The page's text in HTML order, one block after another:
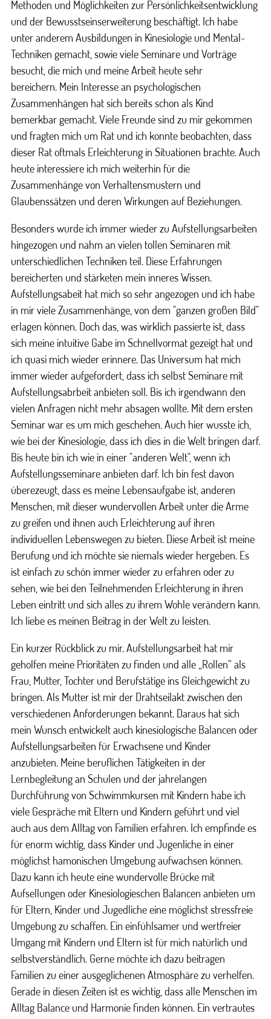
Methoden und Möglichkeiten zur Persönlichkeitsentwicklung
und der Bewusstseinserweiterung beschäftigt. Ich habe
unter anderem Ausbildungen in Kinesiologie und Mental-
Techniken gemacht, sowie viele Seminare und Vorträge
besucht, die mich und meine Arbeit heute sehr
bereichern. Mein Interesse an psychologischen
Zusammenhängen hat sich bereits schon als Kind
bemerkbar gemacht. Viele Freunde sind zu mir gekommen
und fragten mich um Rat und ich konnte beobachten, dass
dieser Rat oftmals Erleichterung in Situationen brachte. Auch
heute interessiere ich mich weiterhin für die
Zusammenhänge von Verhaltensmustern und
Glaubenssätzen und deren Wirkungen auf Beziehungen.
Besonders wurde ich immer wieder zu Aufstellungsarbeiten
hingezogen und nahm an vielen tollen Seminaren mit
unterschiedlichen Techniken teil. Diese Erfahrungen
bereicherten und stärketen mein inneres Wissen.
Aufstellungsabeit hat mich so sehr angezogen und ich habe
in mir viele Zusammenhänge, von dem "ganzen großen Bild"
erlagen können. Doch das, was wirklich passierte ist, dass
sich meine intuitive Gabe im Schnellvormat gezeigt hat und
ich quasi mich wieder erinnere. Das Universum hat mich
immer wieder aufgefordert, dass ich selbst Seminare mit
Aufstellungsabrbeit anbieten soll. Bis ich irgendwann den
vielen Anfragen nicht mehr absagen wollte. Mit dem ersten
Seminar war es um mich geschehen. Auch hier wusste ich,
wie bei der Kinesiologie, dass ich dies in die Welt bringen darf.
Bis heute bin ich wie in einer "anderen Welt", wenn ich
Aufstellungsseminare anbieten darf. Ich bin fest davon
überezeugt, dass es meine Lebensaufgabe ist, anderen
Menschen, mit dieser wundervollen Arbeit unter die Arme
zu greifen und ihnen auch Erleichterung auf ihren
individuellen Lebenswegen zu bieten. Diese Arbeit ist meine
Berufung und ich möchte sie niemals wieder hergeben. Es
ist einfach zu schön immer wieder zu erfahren oder zu
sehen, wie bei den Teilnehmenden Erleichterung in ihren
Leben eintritt und sich alles zu ihrem Wohle verändern kann.
Ich liebe es meinen Beitrag in der Welt zu leisten.
Ein kurzer Rückblick zu mir. Aufstellungsarbeit hat mir
geholfen meine Prioritäten zu finden und alle „Rollen“ als
Frau, Mutter, Tochter und Berufstätige ins Gleichgewicht zu
bringen. Als Mutter ist mir der Drahtseilakt zwischen den
verschiedenen Anforderungen bekannt. Daraus hat sich
mein Wunsch entwickelt auch kinesiologische Balancen oder
Aufstellungsarbeiten für Erwachsene und Kinder
anzubieten. Meine beruflichen Tätigkeiten in der
Lernbegleitung an Schulen und der jahrelangen
Durchführung von Schwimmkursen mit Kindern habe ich
viele Gespräche mit Eltern und Kindern geführt und viel
auch aus dem Alltag von Familien erfahren. Ich empfinde es
für enorm wichtig, dass Kinder und Jugenliche in einer
möglichst hamonischen Umgebung aufwachsen können.
Dazu kann ich heute eine wundervolle Brücke mit
Aufsellungen oder Kinesiologieschen Balancen anbieten um
für Eltern, Kinder und Jugedliche eine möglichst stressfreie
Umgebung zu schaffen. Ein einfühlsamer und wertfreier
Umgang mit Kindern und Eltern ist für mich natürlich und
selbstverständlich. Gerne möchte ich dazu beitragen
Familien zu einer ausgeglichenen Atmosphäre zu verhelfen.
Gerade in diesen Zeiten ist es wichtig, dass alle Menschen im
Alltag Balance und Harmonie finden können. Ein vertrautes